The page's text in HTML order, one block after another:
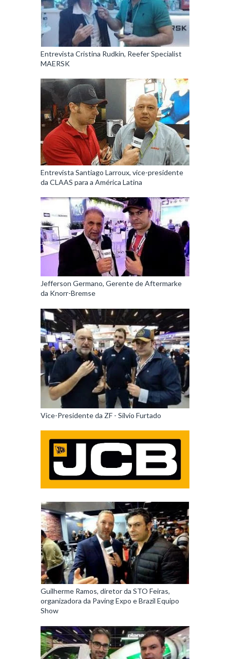
Entrevista Cristina Rudkin, Reefer Specialist
MAERSK
Entrevista Santiago Larroux, vice-presidente
da CLAAS para a América Latina
Jefferson Germano, Gerente de Aftermarke
da Knorr-Bremse
Vice-Presidente da ZF - Silvio Furtado
Guilherme Ramos, diretor da STO Feiras,
organizadora da Paving Expo e Brazil Equipo
Show